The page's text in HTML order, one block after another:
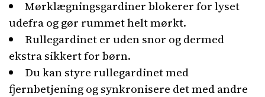
Mørklægningsgardiner blokerer for lyset
udefra og gør rummet helt mørkt.
Rullegardinet er uden snor og dermed
ekstra sikkert for børn.
Du kan styre rullegardinet med
fjernbetjening og synkronisere det med andre